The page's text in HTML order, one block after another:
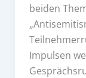
beiden
Impulsen